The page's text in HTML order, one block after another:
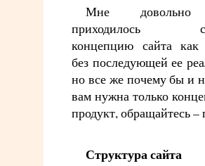
Мне довольно
приходилось
концепцию сайта как
без последующей ее
но все же почему бы и
вам нужна только
продукт, обращайтесь –
Структура сайта